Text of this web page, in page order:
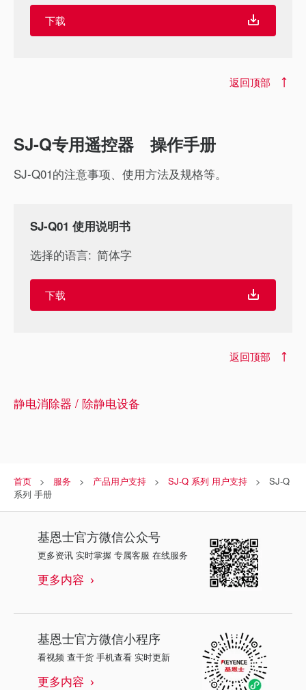
下载
返回顶部
SJ-Q专用遥控器 操作手册
SJ-Q01的注意事项、使用方法及规格等。
SJ-Q01 使用说明书
选择的语言: 简体字
下载
返回顶部
静电消除器 / 除静电设备
首页 服务 产品用户支持 SJ-Q 系列 用户支持
SJ-Q
系列 手册
基恩士官方微信公众号
更多资讯 实时掌握 专属客服 在线服务
更多内容
基恩士官方微信小程序
看视频 查干货 手机查看 实时更新
更多内容